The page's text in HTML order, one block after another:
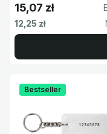
Cena brutto
15,07 zł
Cena netto
12,25 zł
Bestseller